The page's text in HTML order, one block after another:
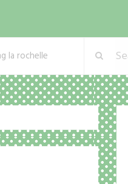
la rochelle